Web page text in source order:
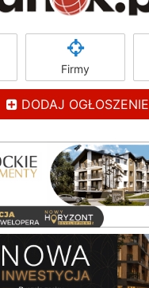
Firmy
DODAJ OGŁOSZENIE